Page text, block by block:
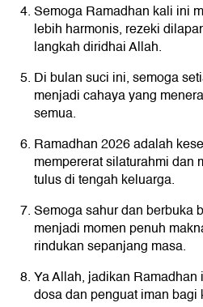
Semoga Ramadhan kali ini
lebih harmonis, rezeki
langkah diridhai Allah.
Di bulan suci ini, semoga
menjadi cahaya yang
semua.
Ramadhan 2026 adalah
mempererat silaturahmi dan
tulus di tengah keluarga.
Semoga sahur dan berbuka
menjadi momen penuh
rindukan sepanjang masa.
Ya Allah, jadikan
dosa dan penguat iman bagi